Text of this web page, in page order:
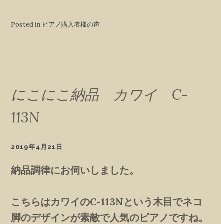
Posted in ピアノ購入者様の声
にこにこ納品 カワイ C-
113N
2019年4月21日
納品調律にお伺いしました。
こちらはカワイのC-113Nという木目でネコ
脚のデザインが素敵で人気のピアノですね。